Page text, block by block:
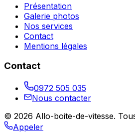
Présentation
Galerie photos
Nos services
Contact
Mentions légales
Contact
0972 505 035
Nous contacter
© 2026 Allo-boite-de-vitesse.
Appeler